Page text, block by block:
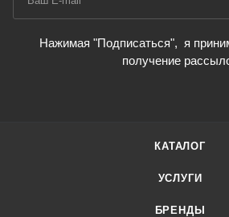
Нажимая "Подписаться", я
получение
КАТАЛОГ
УСЛУГИ
БРЕНДЫ